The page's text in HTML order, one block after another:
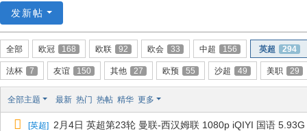
-
追
求
致
发新帖
全部 欧冠 168 欧联 92 欧会 33 中超 156 英超 294
法杯 7 友谊 150 其他 27 欧预 55 沙超 49 美职 29
全部主题 最新 热门 热帖 精华 更多
[英超] 2月4日 英超第23轮 曼联-西汉姆联 1080p iQIYI 国语 5.93G